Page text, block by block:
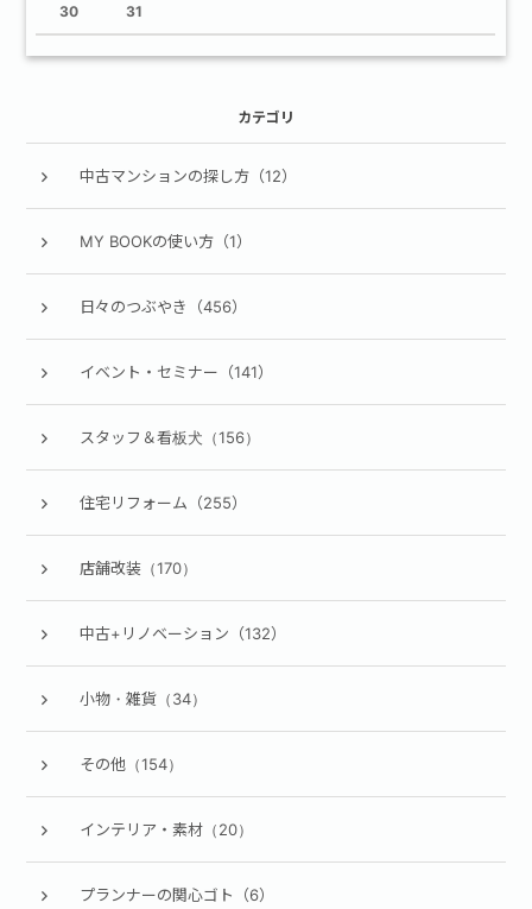
30 31
カテゴリ
中古マンションの探し方（12）
MY BOOKの使い方（1）
日々のつぶやき（456）
イベント・セミナー（141）
スタッフ＆看板犬（156）
住宅リフォーム（255）
店舗改装（170）
中古+リノベーション（132）
小物・雑貨（34）
その他（154）
インテリア・素材（20）
プランナーの関心ゴト（6）